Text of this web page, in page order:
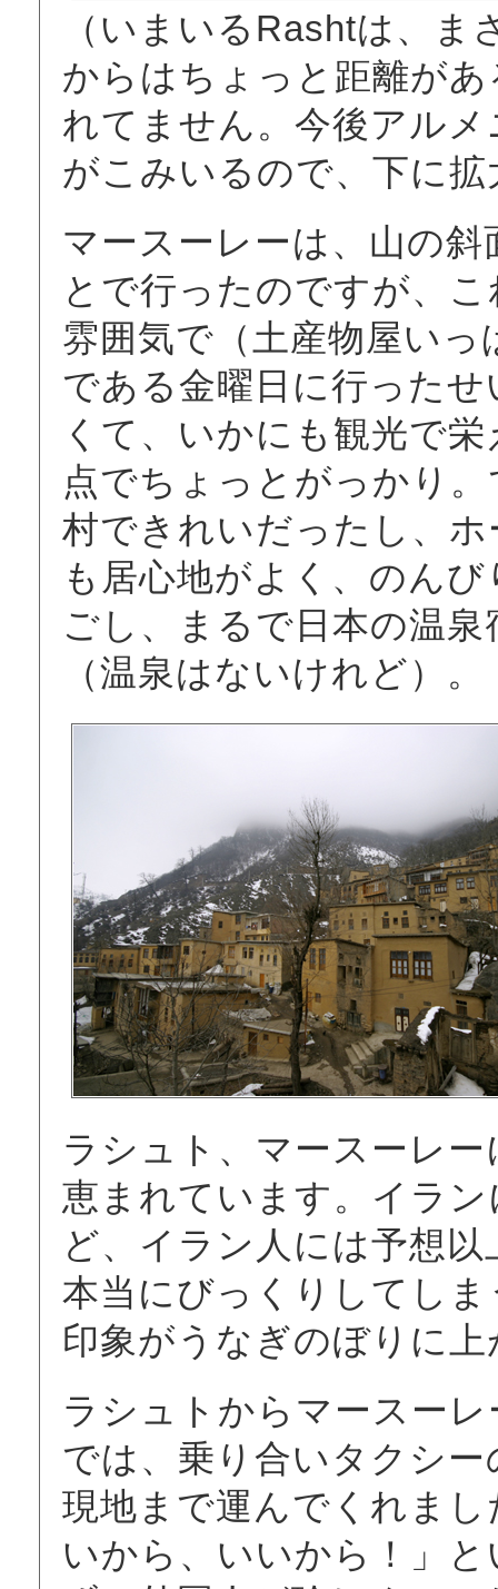
（いまいるRashtは、
からはちょっと距離が
れてません。今後アル
がこみいるので、下に
マースーレーは、山の
とで行ったのですが、
雰囲気で（土産物屋い
である金曜日に行った
くて、いかにも観光で
点でちょっとがっかり
村できれいだったし、
も居心地がよく、のん
ごし、まるで日本の温
（温泉はないけれど）。
ラシュト、マースーレ
恵まれています。イラ
ど、イラン人には予想
本当にびっくりしてし
印象がうなぎのぼりに
ラシュトからマースー
では、乗り合いタクシ
現地まで運んでくれま
いから、いいから！」